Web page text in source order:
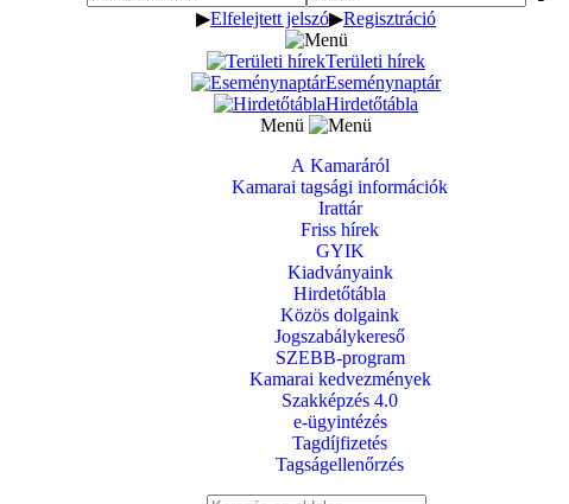
▶Elfelejtett jelszó▶Regisztráció
Területi hírek
Eseménynaptár
Hirdetőtábla
Menü
A Kamaráról
Kamarai tagsági információk
Irattár
Friss hírek
GYIK
Kiadványaink
Hirdetőtábla
Közös dolgaink
Jogszabálykereső
SZEBB-program
Kamarai kedvezmények
Szakképzés 4.0
e-ügyintézés
Tagdíjfizetés
Tagságellenőrzés